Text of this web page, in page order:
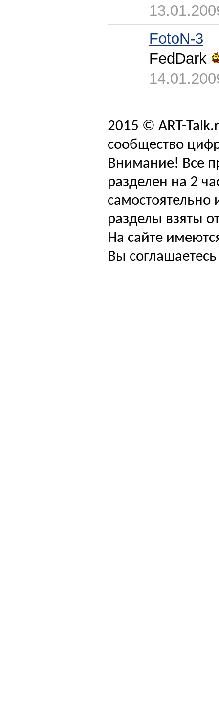
FotoN-3
FedDark
2015 © ART-
сообщество
Внимание! Все
разделен на 2
самостоятельно
разделы взяты
На сайте
Вы